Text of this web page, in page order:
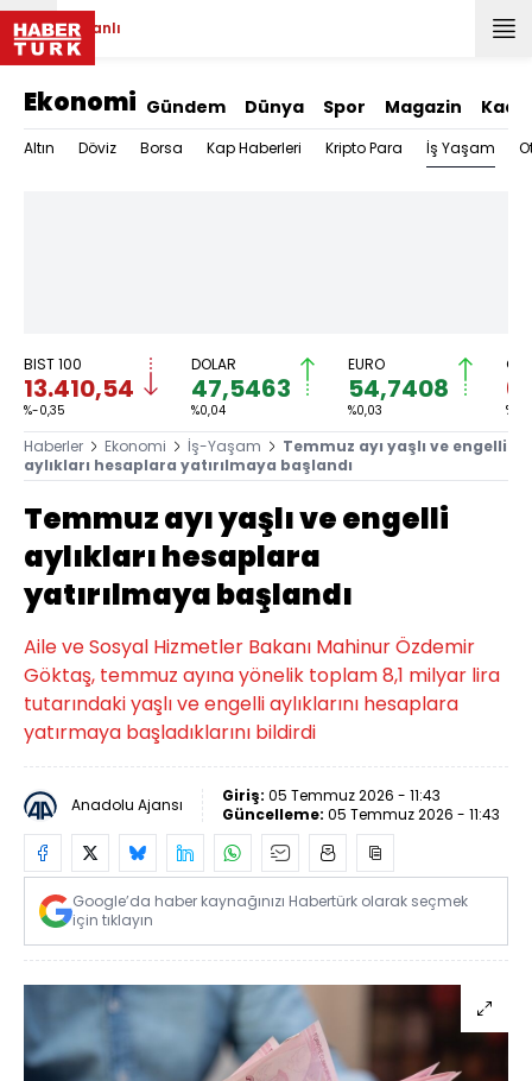
Canlı
Ekonomi Gündem Dünya Spor Magazin
Altın Döviz Borsa Kap Haberleri Kripto Para İş Yaşam
BIST 100
13.410,54
%-0,35
DOLAR
47,5463
%0,04
EURO
54,7408
%0,03 %-
Haberler Ekonomi İş-Yaşam
Temmuz ayı yaşlı ve engelli
aylıkları hesaplara yatırılmaya başlandı
Temmuz ayı yaşlı ve engelli
aylıkları hesaplara
yatırılmaya başlandı
Aile ve Sosyal Hizmetler Bakanı Mahinur Özdemir
Göktaş, temmuz ayına yönelik toplam 8,1 milyar lira
tutarındaki yaşlı ve engelli aylıklarını hesaplara
yatırmaya başladıklarını bildirdi
Anadolu Ajansı Giriş: 05 Temmuz 2026 - 11:43
Güncelleme: 05 Temmuz 2026 - 11:43
Google’da haber kaynağınızı Habertürk olarak seçmek
için tıklayın